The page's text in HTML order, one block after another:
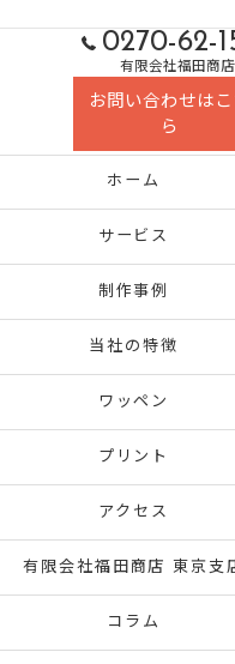
0270-62-
有限会社福田商店
お問い合わせはこ
ら
ホーム
サービス
制作事例
当社の特徴
ワッペン
プリント
アクセス
有限会社福田商店 東京支
コラム